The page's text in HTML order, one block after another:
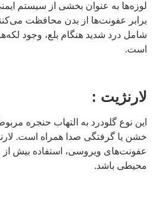
لوزه‌ها به عنوان بخشی از سیستم
برابر عفونت‌ها از بدن محافظت
شامل درد شدید هنگام بلع، وجود
است.
لارنژیت :
این نوع گلودرد به التهاب حنجره
خشن یا گرفتگی صدا همراه است.
عفونت‌های ویروسی، استفاده بیش از
محیطی باشد.